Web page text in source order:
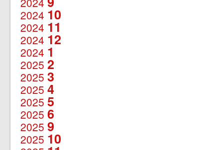
2024 10
2024 11
2024 12
2024 1
2025 2
2025 3
2025 4
2025 5
2025 6
2025 9
2025 10